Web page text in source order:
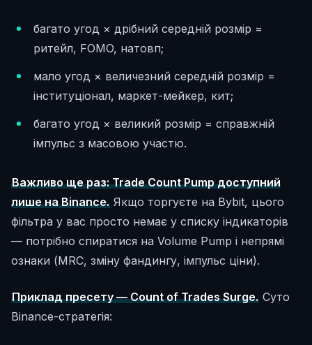
багато угод × дрібний середній розмір =
ритейл, FOMO, натовп;
мало угод × величезний середній розмір =
інституціонал, маркет-мейкер, кит;
багато угод × великий розмір = справжній
імпульс з масовою участю.
Важливо ще раз: Trade Count Pump доступний
лише на Binance.Якщо торгуєте на Bybit, цього
фільтра у вас просто немає у списку індикаторів
— потрібно спиратися на Volume Pump і непрямі
ознаки (MRC, зміну фандингу, імпульс ціни).
Приклад пресету — Count of Trades Surge.Суто
Binance-стратегія: